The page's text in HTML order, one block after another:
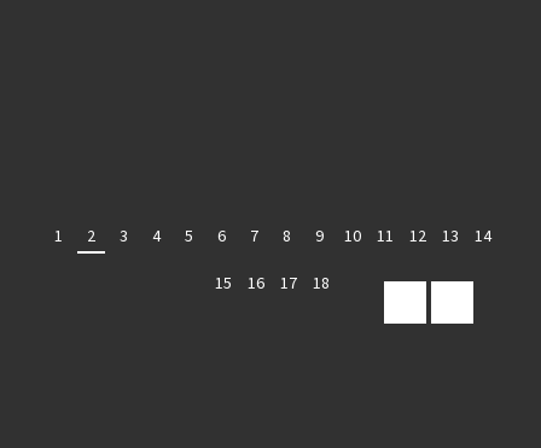
1 2 3 4 5 6 7 8 9 10 11 12 13 14
15 16 17 18